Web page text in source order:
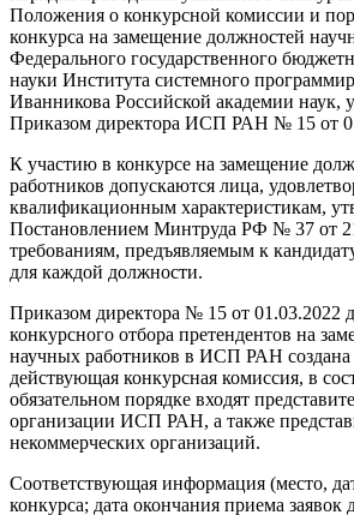
Положения о конкурсной комиссии и
конкурса на замещение должностей
Федерального государственного
науки Института системного
Иванникова Российской академии наук,
Приказом директора ИСП РАН № 15 от
К участию в конкурсе на замещение
работников допускаются лица,
квалификационным характеристикам,
Постановлением Минтруда РФ № 37 от
требованиям, предъявляемым к
для каждой должности.
Приказом директора № 15 от 01.03.2022
конкурсного отбора претендентов на
научных работников в ИСП РАН создана
действующая конкурсная комиссия, в
обязательном порядке входят
организации ИСП РАН, а также
некоммерческих организаций.
Соответствующая информация (место,
конкурса; дата окончания приема заявок